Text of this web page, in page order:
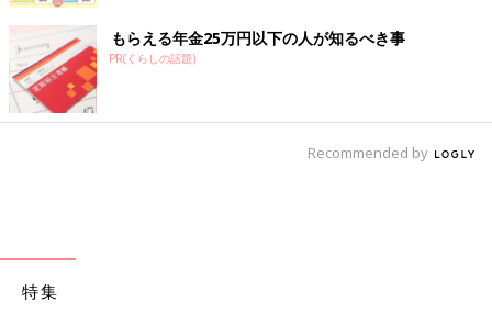
もらえる年金25万円以下の人が知るべき事
PR(くらしの話題)
Recommended by
特集